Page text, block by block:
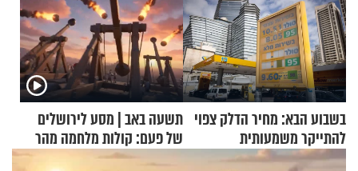
בשבוע הבא: מחיר הדלק צפוי
להתייקר משמעותית
תשעה באב | מסע לירושלים
של פעם: קולות מלחמה מהר
הזיתים